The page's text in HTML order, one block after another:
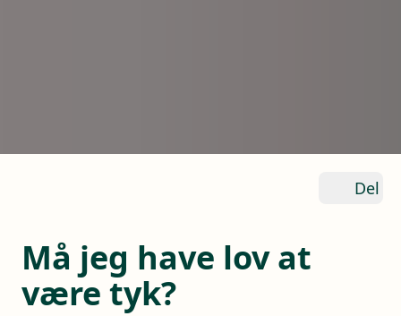
Del
Må jeg have lov at
være tyk?